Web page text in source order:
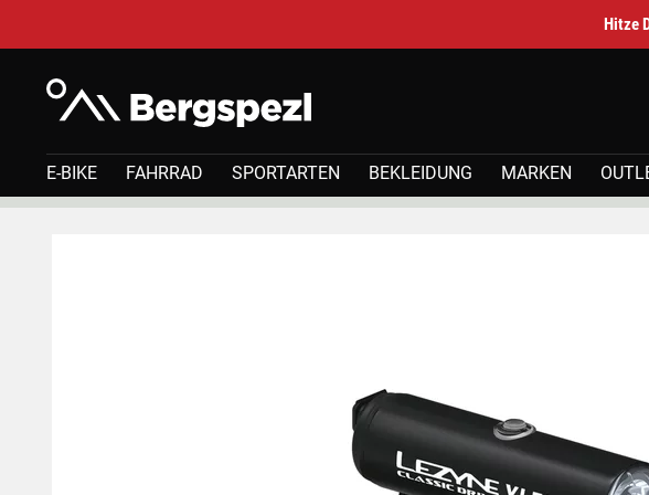
Hitze
E-BIKE FAHRRAD SPORTARTEN BEKLEIDUNG MARKEN